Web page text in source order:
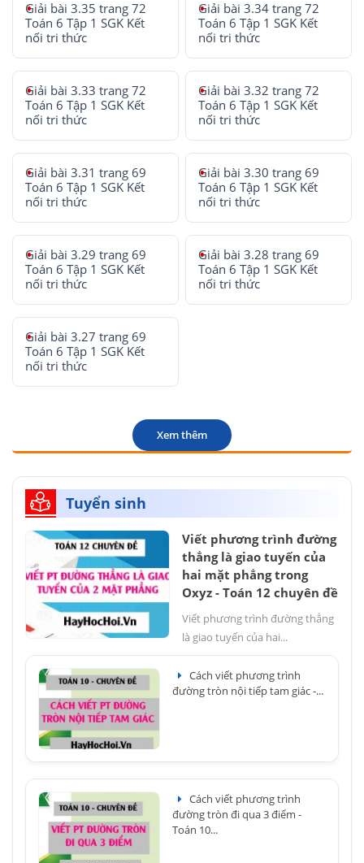
Giải bài 3.35 trang 72
Toán 6 Tập 1 SGK Kết
nối tri thức
Giải bài 3.34 trang 72
Toán 6 Tập 1 SGK Kết
nối tri thức
Giải bài 3.33 trang 72
Toán 6 Tập 1 SGK Kết
nối tri thức
Giải bài 3.32 trang 72
Toán 6 Tập 1 SGK Kết
nối tri thức
Giải bài 3.31 trang 69
Toán 6 Tập 1 SGK Kết
nối tri thức
Giải bài 3.30 trang 69
Toán 6 Tập 1 SGK Kết
nối tri thức
Giải bài 3.29 trang 69
Toán 6 Tập 1 SGK Kết
nối tri thức
Giải bài 3.28 trang 69
Toán 6 Tập 1 SGK Kết
nối tri thức
Giải bài 3.27 trang 69
Toán 6 Tập 1 SGK Kết
nối tri thức
Xem thêm
Tuyển sinh
Viết phương trình đường
thẳng là giao tuyến của
hai mặt phẳng trong
Oxyz - Toán 12 chuyên đề
Viết phương trình đường thẳng
là giao tuyến của hai...
Cách viết phương trình
đường tròn nội tiếp tam giác -...
Cách viết phương trình
đường tròn đi qua 3 điểm -
Toán 10...